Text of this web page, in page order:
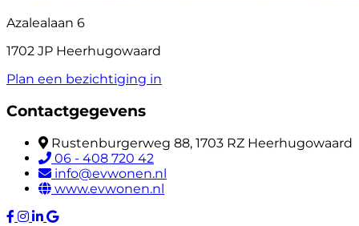
Azalealaan 6
1702 JP Heerhugowaard
Plan een bezichtiging in
Contactgegevens
Rustenburgerweg 88, 1703 RZ Heerhugowaard
06 - 408 720 42
info@evwonen.nl
www.evwonen.nl